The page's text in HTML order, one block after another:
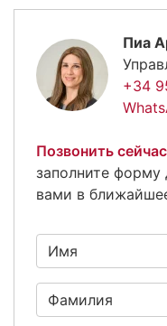
Пиа
+34
Позвонить сейчас
заполните
вами в